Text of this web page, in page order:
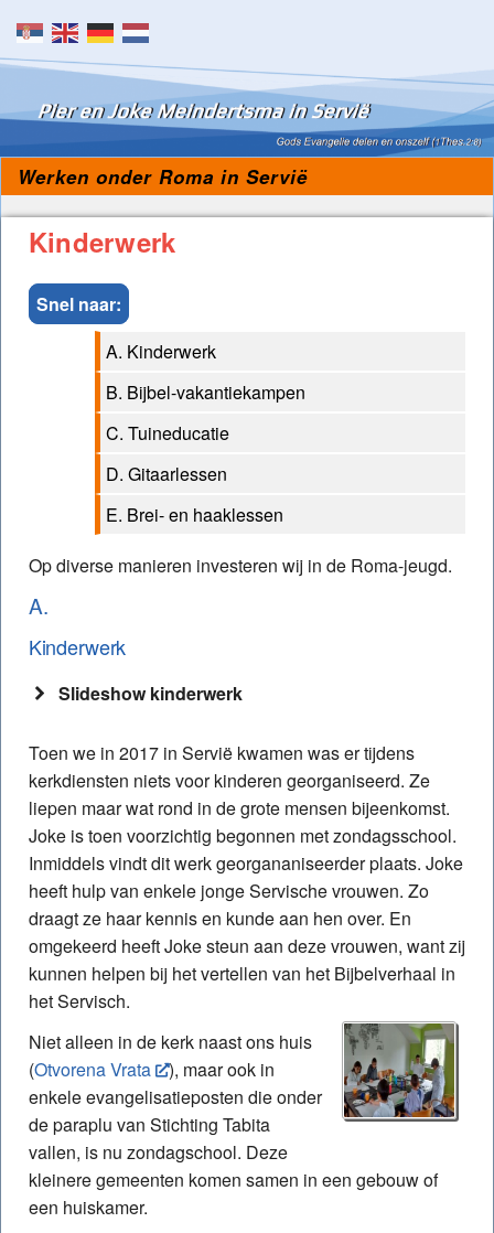
Skip to content
Kinderwerk
Snel naar:
A. Kinderwerk
B. Bijbel-vakantiekampen
C. Tuineducatie
D. Gitaarlessen
E. Brei- en haaklessen
Op diverse manieren investeren wij in de Roma-jeugd.
A.
Kinderwerk
Slideshow kinderwerk
Toen we in 2017 in Servië kwamen was er tijdens
kerkdiensten niets voor kinderen georganiseerd. Ze
liepen maar wat rond in de grote mensen bijeenkomst.
Joke is toen voorzichtig begonnen met zondagsschool.
Inmiddels vindt dit werk georgananiseerder plaats. Joke
heeft hulp van enkele jonge Servische vrouwen. Zo
draagt ze haar kennis en kunde aan hen over. En
omgekeerd heeft Joke steun aan deze vrouwen, want zij
kunnen helpen bij het vertellen van het Bijbelverhaal in
het Servisch.
Niet alleen in de kerk naast ons huis
(Otvorena Vrata
), maar ook in
enkele evangelisatie­posten die onder
de paraplu van Stichting Tabita
vallen, is nu zondagschool. Deze
kleinere gemeenten komen samen in een gebouw of
een huiskamer.
Werken onder Roma in Servië